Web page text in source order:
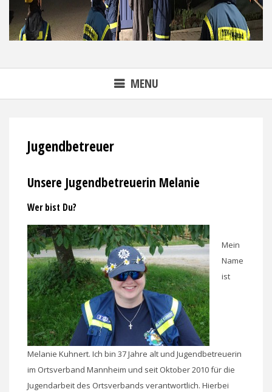
MENU
Jugendbetreuer
Unsere Jugendbetreuerin Melanie
Wer bist Du?
Mein
Name
ist
Melanie Kuhnert. Ich bin 37 Jahre alt und Jugendbetreuerin
im Ortsverband Mannheim und seit Oktober 2010 für die
Jugendarbeit des Ortsverbands verantwortlich. Hierbei